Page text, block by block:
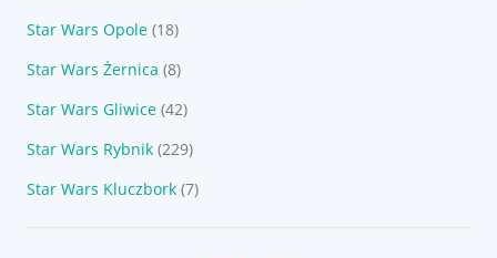
Star Wars Opole (18)
Star Wars Żernica (8)
Star Wars Gliwice (42)
Star Wars Rybnik (229)
Star Wars Kluczbork (7)